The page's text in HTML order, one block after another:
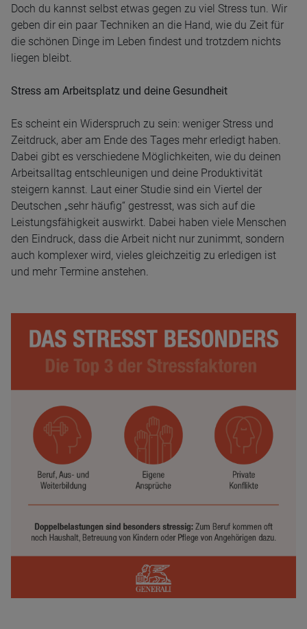
Doch du kannst selbst etwas gegen zu viel Stress tun. Wir
geben dir ein paar Techniken an die Hand, wie du Zeit für
die schönen Dinge im Leben findest und trotzdem nichts
liegen bleibt.
Stress am Arbeitsplatz und deine Gesundheit
Es scheint ein Widerspruch zu sein: weniger Stress und
Zeitdruck, aber am Ende des Tages mehr erledigt haben.
Dabei gibt es verschiedene Möglichkeiten, wie du deinen
Arbeitsalltag entschleunigen und deine Produktivität
steigern kannst. Laut einer Studie sind ein Viertel der
Deutschen „sehr häufig“ gestresst, was sich auf die
Leistungsfähigkeit auswirkt. Dabei haben viele Menschen
den Eindruck, dass die Arbeit nicht nur zunimmt, sondern
auch komplexer wird, vieles gleichzeitig zu erledigen ist
und mehr Termine anstehen.